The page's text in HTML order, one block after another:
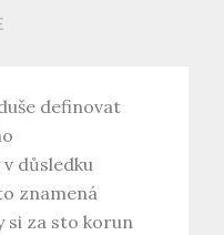
definovat
důsledku
znamená
si za sto korun